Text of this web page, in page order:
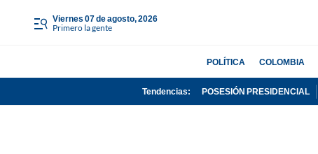
viernes 07 de agosto, 2026
Primero la gente
POLÍTICA COLOMBIA
Tendencias: POSESIÓN PRESIDENCIAL